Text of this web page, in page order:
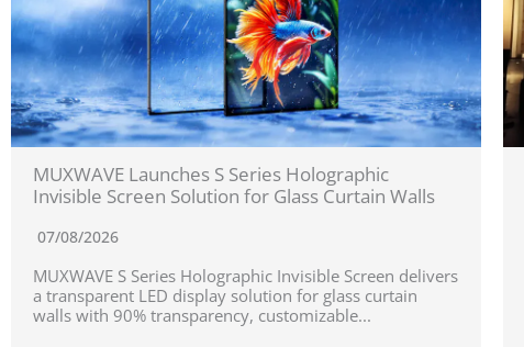
MUXWAVE Launches S Series Holographic
Invisible Screen Solution for Glass Curtain Walls
07/08/2026
MUXWAVE S Series Holographic Invisible Screen delivers
a transparent LED display solution for glass curtain
walls with 90% transparency, customizable...